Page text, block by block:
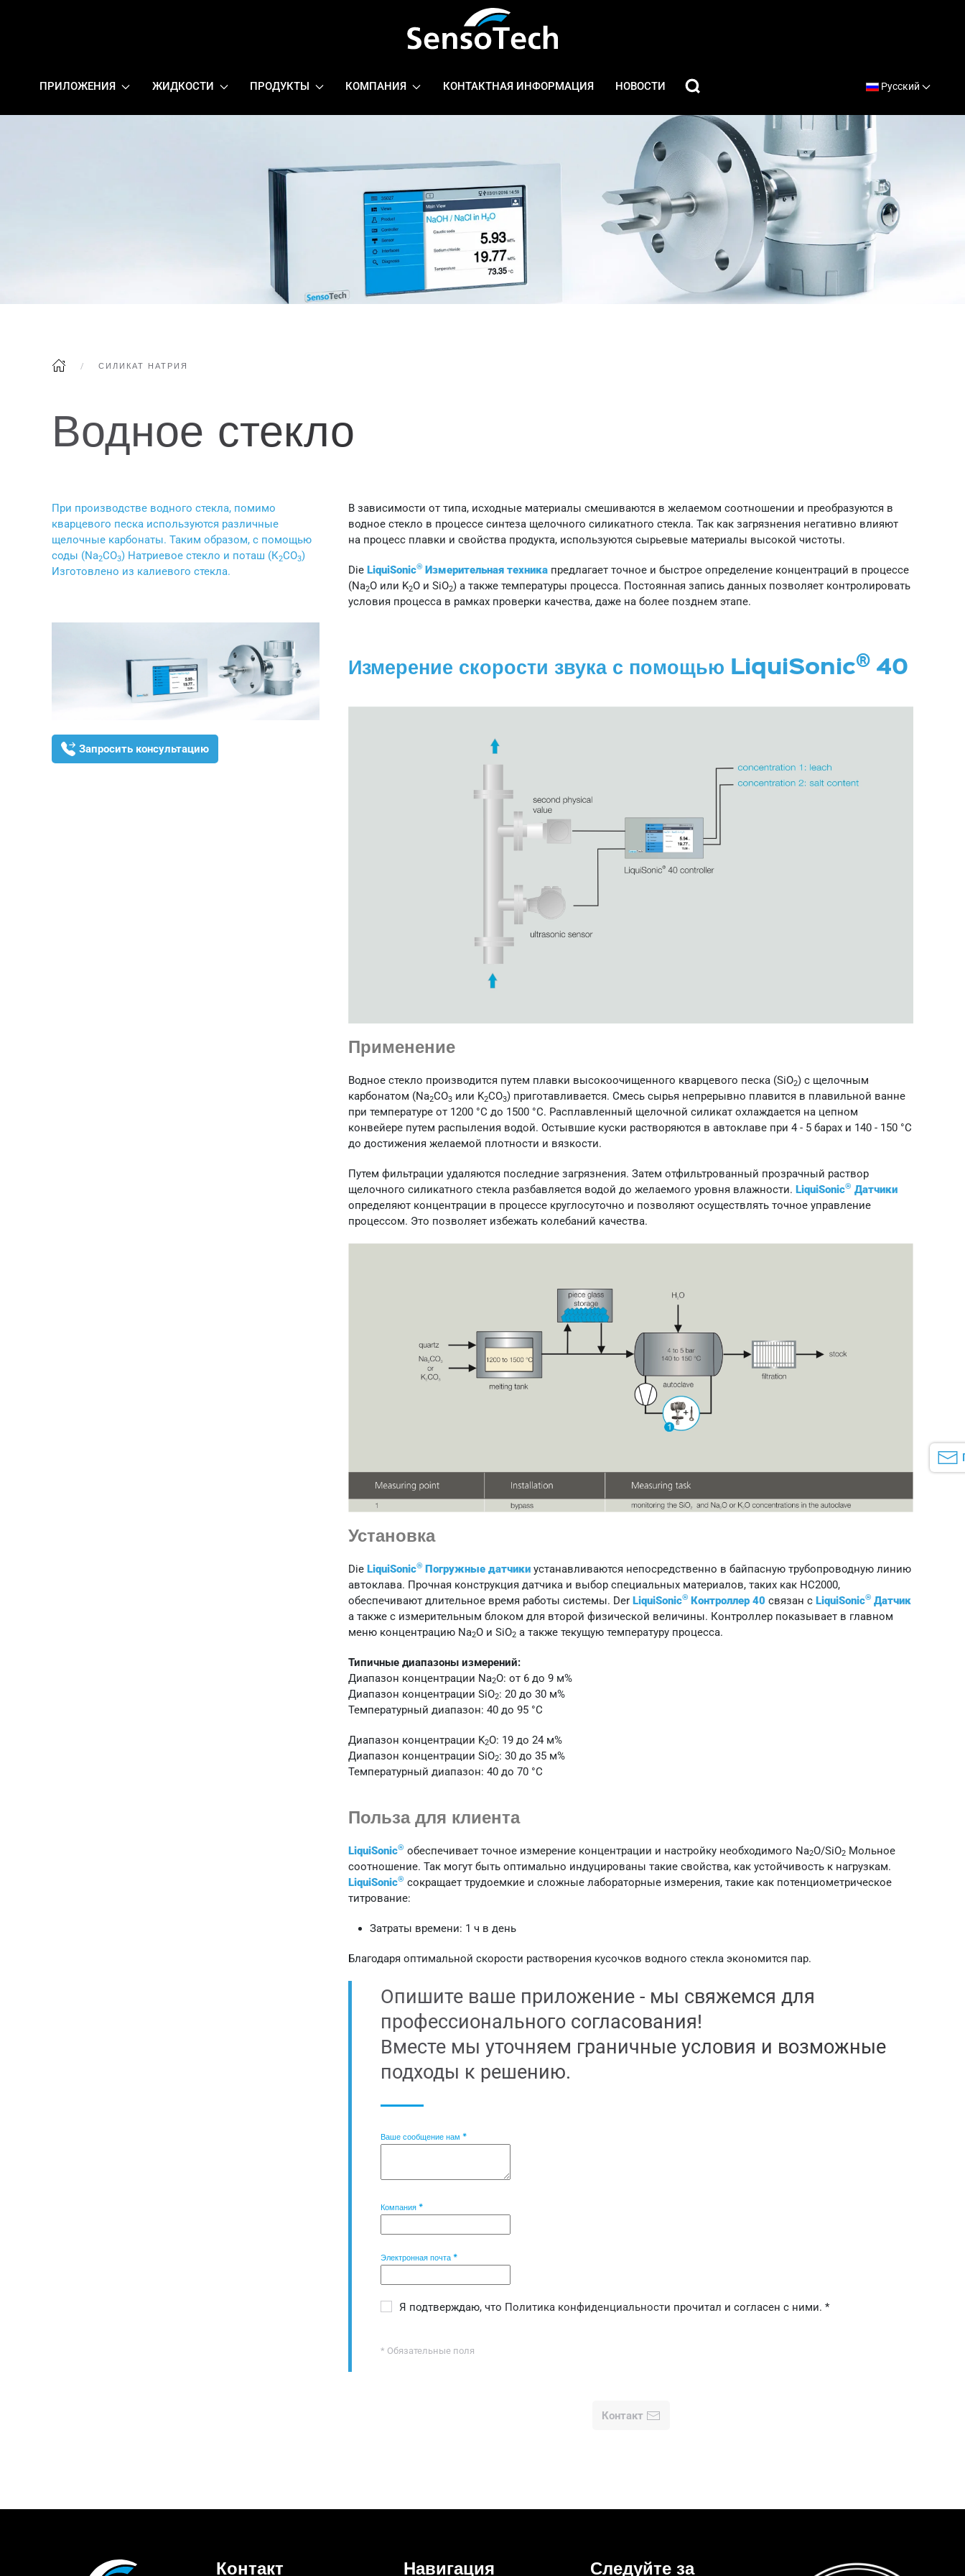
ПРИЛОЖЕНИЯ ЖИДКОСТИ ПРОДУКТЫ КОМПАНИЯ КОНТАКТНАЯ ИНФОРМАЦИЯ НОВОСТИ Русский
СИЛИКАТ НАТРИЯ
Водное стекло
В зависимости от типа, исходные материалы смешиваются в желаемом соотношении и преобразуются в
водное стекло в процессе синтеза щелочного силикатного стекла. Так как загрязнения негативно влияют
на процесс плавки и свойства продукта, используются сырьевые материалы высокой чистоты.
Die LiquiSonic® Измерительная техника предлагает точное и быстрое определение концентраций в процессе
(Na2O или K2O и SiO2) а также температуры процесса. Постоянная запись данных позволяет контролировать
условия процесса в рамках проверки качества, даже на более позднем этапе.
Измерение скорости звука с помощью LiquiSonic® 40
Применение
Водное стекло производится путем плавки высокоочищенного кварцевого песка (SiO2) с щелочным
карбонатом (Na2CO3 или K2CO3) приготавливается. Смесь сырья непрерывно плавится в плавильной ванне
при температуре от 1200 °C до 1500 °C. Расплавленный щелочной силикат охлаждается на цепном
конвейере путем распыления водой. Остывшие куски растворяются в автоклаве при 4 - 5 барах и 140 - 150 °C
до достижения желаемой плотности и вязкости.
Путем фильтрации удаляются последние загрязнения. Затем отфильтрованный прозрачный раствор
щелочного силикатного стекла разбавляется водой до желаемого уровня влажности.LiquiSonic® Датчики
определяют концентрации в процессе круглосуточно и позволяют осуществлять точное управление
процессом. Это позволяет избежать колебаний качества.
Установка
DieLiquiSonic®Погружные датчики устанавливаются непосредственно в байпасную трубопроводную линию
автоклава. Прочная конструкция датчика и выбор специальных материалов, таких как HC2000,
обеспечивают длительное время работы системы. DerLiquiSonic®Контроллер 40 связан сLiquiSonic® Датчик
а также с измерительным блоком для второй физической величины. Контроллер показывает в главном
меню концентрацию Na2O и SiO2 а также текущую температуру процесса.
Типичные диапазоны измерений:
Диапазон концентрации Na2O: от 6 до 9 м%
Диапазон концентрации SiO2: 20 до 30 м%
Температурный диапазон: 40 до 95 °C
Диапазон концентрации K2O: 19 до 24 м%
Диапазон концентрации SiO2: 30 до 35 м%
Температурный диапазон: 40 до 70 °C
Польза для клиента
LiquiSonic® обеспечивает точное измерение концентрации и настройку необходимого Na2O/SiO2 Мольное
соотношение. Так могут быть оптимально индуцированы такие свойства, как устойчивость к нагрузкам.
LiquiSonic® сокращает трудоемкие и сложные лабораторные измерения, такие как потенциометрическое
титрование:
Затраты времени: 1 ч в день
Благодаря оптимальной скорости растворения кусочков водного стекла экономится пар.
Опишите ваше приложение - мы свяжемся для
профессионального согласования!
Вместе мы уточняем граничные условия и возможные
подходы к решению.
Ваше сообщение нам*
Компания*
Электронная почта*
Я подтверждаю, что Политика конфиденциальности прочитал и согласен с ними.*
* Обязательные поля
Контакт
При производстве водного стекла, помимо
кварцевого песка используются различные
щелочные карбонаты. Таким образом, с помощью
соды (Na2CO3) Натриевое стекло и поташ (К2CO3)
Изготовлено из калиевого стекла.
Запросить консультацию
Контакт Навигация Следуйте за